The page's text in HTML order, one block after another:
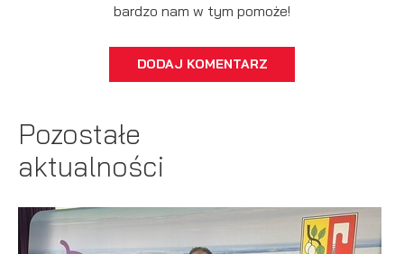
bardzo nam w tym pomoże!
DODAJ KOMENTARZ
Pozostałe
aktualności